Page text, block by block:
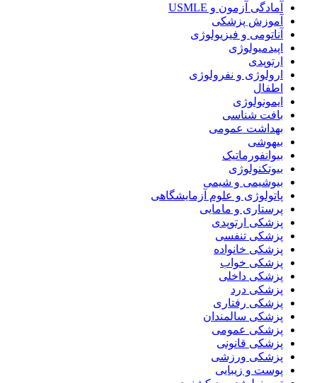
آمادگی آزمون و USMLE
آموزش پزشکی
آناتومی و فیزیولوژی
اپیدمیولوژی
ارتوپدی
ارولوژی و نفرولوژی
اطفال
ایمونولوژی
بافت شناسی
بهداشت عمومی
بیهوشی
بیوانفورماتیک
بیوتکنولوژی
بیوشیمی و شیمی
پاتولوژی و علوم آزمایشگاهی
پرستاری و مامایی
پزشکی ارتوپدی
پزشکی تنفسی
پزشکی خانواده
پزشکی خواب
پزشکی داخلی
پزشکی درد
پزشکی رفتاری
پزشکی سالمندان
پزشکی عمومی
پزشکی قانونی
پزشکی ورزشی
پوست و زیبایی